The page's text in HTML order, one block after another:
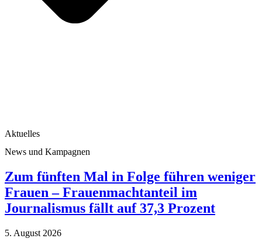
Aktuelles
News und Kampagnen
Zum fünften Mal in Folge führen weniger
Frauen – Frauenmachtanteil im
Journalismus fällt auf 37,3 Prozent
5. August 2026